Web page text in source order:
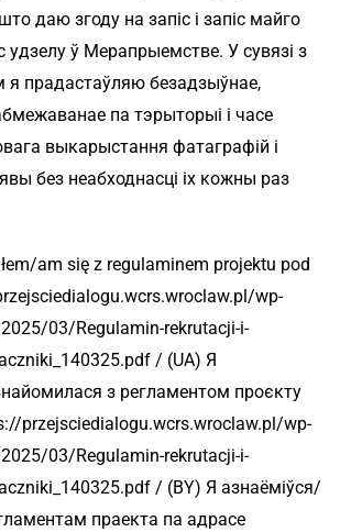
даю згоду на запіс і запіс майго
ў Мерапрыемстве. У сувязі з
прадастаўляю безадзыўнае,
па тэрыторыі і часе
выкарыстання фатаграфій і
без неабходнасці іх кожны раз
am się z regulaminem projektu pod
wp-
03/Regulamin-rekrutacji-i-
/ (UA) Я
з регламентом проєкту
przejsciedialogu.wcrs.wroclaw.pl/wp-
03/Regulamin-rekrutacji-i-
/ (BY) Я азнаёміўся/
праекта па адрасе